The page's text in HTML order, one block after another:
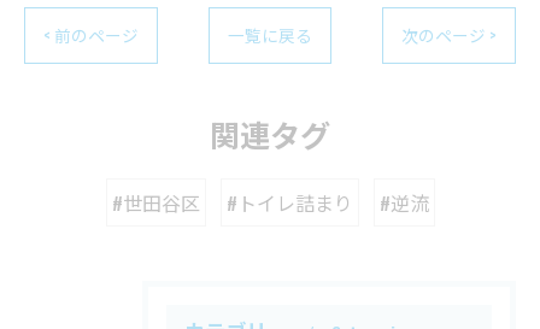
< 前のページ 一覧に戻る 次のページ >
関連タグ
#世田谷区 #トイレ詰まり #逆流